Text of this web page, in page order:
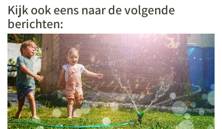
Kijk ook eens naar de volgende
berichten: